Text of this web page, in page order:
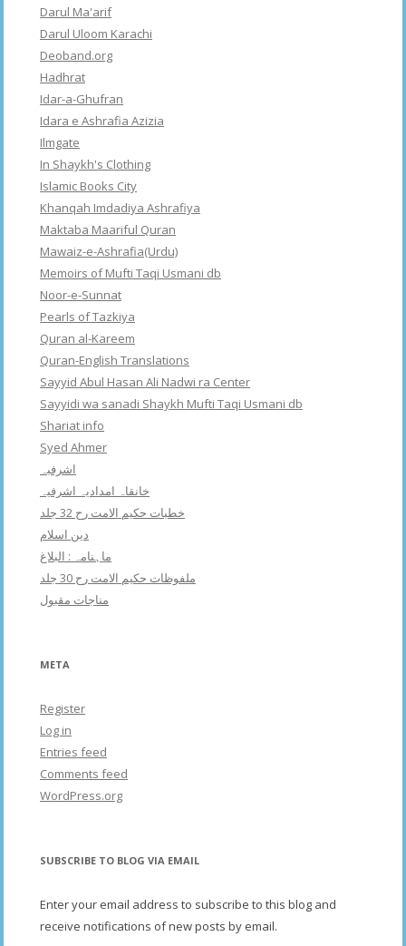
Darul Ma'arif
Darul Uloom Karachi
Deoband.org
Hadhrat
Idar-a-Ghufran
Idara e Ashrafia Azizia
Ilmgate
In Shaykh's Clothing
Islamic Books City
Khanqah Imdadiya Ashrafiya
Maktaba Maariful Quran
Mawaiz-e-Ashrafia(Urdu)
Memoirs of Mufti Taqi Usmani db
Noor-e-Sunnat
Pearls of Tazkiya
Quran al-Kareem
Quran-English Translations
Sayyid Abul Hasan Ali Nadwi ra Center
Sayyidi wa sanadi Shaykh Mufti Taqi Usmani db
Shariat info
Syed Ahmer
اشرفبہ
خانقاہ امدادیہ اشرفیہ
خطبات حکیم الامت رح 32 جلد
دین اسلام
ماہنامہ : البلاغ
ملفوظات حکیم الامت رح 30 جلد
مناجات مقبول
META
Register
Log in
Entries feed
Comments feed
WordPress.org
SUBSCRIBE TO BLOG VIA EMAIL
Enter your email address to subscribe to this blog and
receive notifications of new posts by email.